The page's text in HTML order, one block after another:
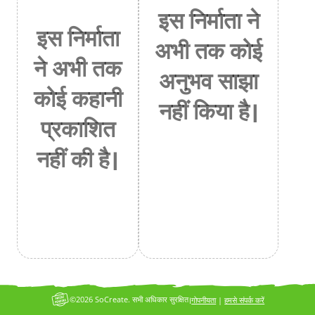
इस निर्माता
ने अभी तक
कोई कहानी
प्रकाशित
नहीं की है।
इस निर्माता ने
अभी तक कोई
अनुभव साझा
नहीं किया है।
गोपनीयता|हमसे संपर्क करें
©2026 SoCreate. सभी अधिकार सुरक्षित।